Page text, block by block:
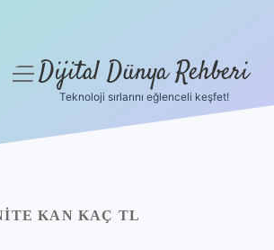
menüyüDijital Dünya Rehberi
Teknoloji sırlarını eğlenceli keşfet!
KAN KAÇ TL